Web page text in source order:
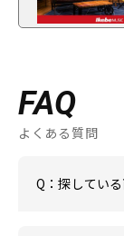
FAQ
よくある質問
Q：探してい